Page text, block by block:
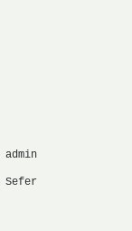
admin
Sefer